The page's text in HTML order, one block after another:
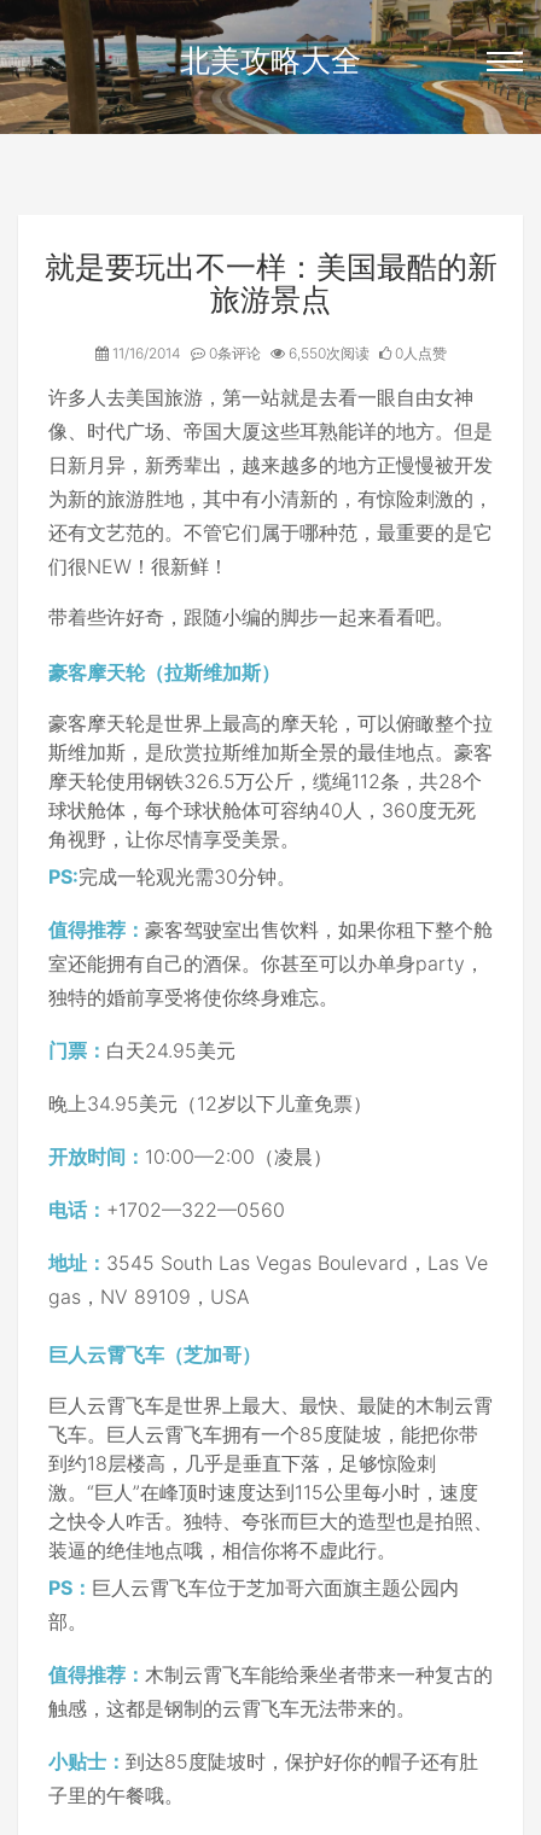
北美攻略大全
就是要玩出不一样：美国最酷的新
旅游景点
11/16/2014 0条评论 6,550次阅读 0人点赞
许多人去美国旅游，第一站就是去看一眼自由女神
像、时代广场、帝国大厦这些耳熟能详的地方。但是
日新月异，新秀辈出，越来越多的地方正慢慢被开发
为新的旅游胜地，其中有小清新的，有惊险刺激的，
还有文艺范的。不管它们属于哪种范，最重要的是它
们很NEW！很新鲜！
带着些许好奇，跟随小编的脚步一起来看看吧。
豪客摩天轮（拉斯维加斯）
豪客摩天轮是世界上最高的摩天轮，可以俯瞰整个拉
斯维加斯，是欣赏拉斯维加斯全景的最佳地点。豪客
摩天轮使用钢铁326.5万公斤，缆绳112条，共28个
球状舱体，每个球状舱体可容纳40人，360度无死
角视野，让你尽情享受美景。
PS:完成一轮观光需30分钟。
值得推荐： 豪客驾驶室出售饮料，如果你租下整个舱
室还能拥有自己的酒保。你甚至可以办单身party，
独特的婚前享受将使你终身难忘。
门票： 白天24.95美元
晚上34.95美元（12岁以下儿童免票）
开放时间： 10:00—2:00（凌晨）
电话： +1702—322—0560
地址： 3545 South Las Vegas Boulevard，Las Ve
gas，NV 89109，USA
巨人云霄飞车（芝加哥）
巨人云霄飞车是世界上最大、最快、最陡的木制云霄
飞车。巨人云霄飞车拥有一个85度陡坡，能把你带
到约18层楼高，几乎是垂直下落，足够惊险刺
激。“巨人”在峰顶时速度达到115公里每小时，速度
之快令人咋舌。独特、夸张而巨大的造型也是拍照、
装逼的绝佳地点哦，相信你将不虚此行。
PS： 巨人云霄飞车位于芝加哥六面旗主题公园内
部。
值得推荐： 木制云霄飞车能给乘坐者带来一种复古的
触感，这都是钢制的云霄飞车无法带来的。
小贴士： 到达85度陡坡时，保护好你的帽子还有肚
子里的午餐哦。